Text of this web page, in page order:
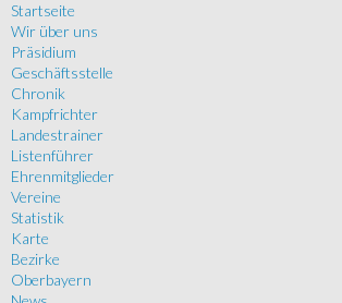
Startseite
Wir über uns
Präsidium
Geschäftsstelle
Chronik
Kampfrichter
Landestrainer
Listenführer
Ehrenmitglieder
Vereine
Statistik
Karte
Bezirke
Oberbayern